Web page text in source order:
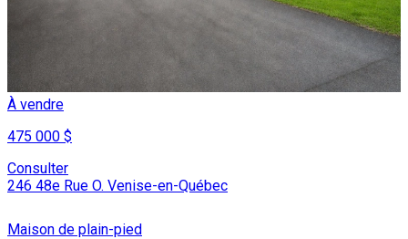
À vendre
475 000 $
Consulter
246 48e Rue O. Venise-en-Québec
Maison de plain-pied